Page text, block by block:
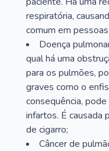
respiratória,
comum em
Doença
qual há uma
para os pulmões,
graves como o
consequência,
infartos. É causada
de cigarro;
Câncer de